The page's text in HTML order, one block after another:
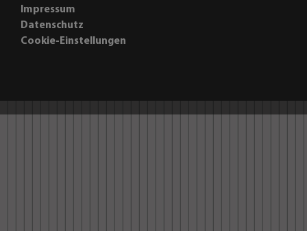
Impressum
Datenschutz
Cookie-Einstellungen